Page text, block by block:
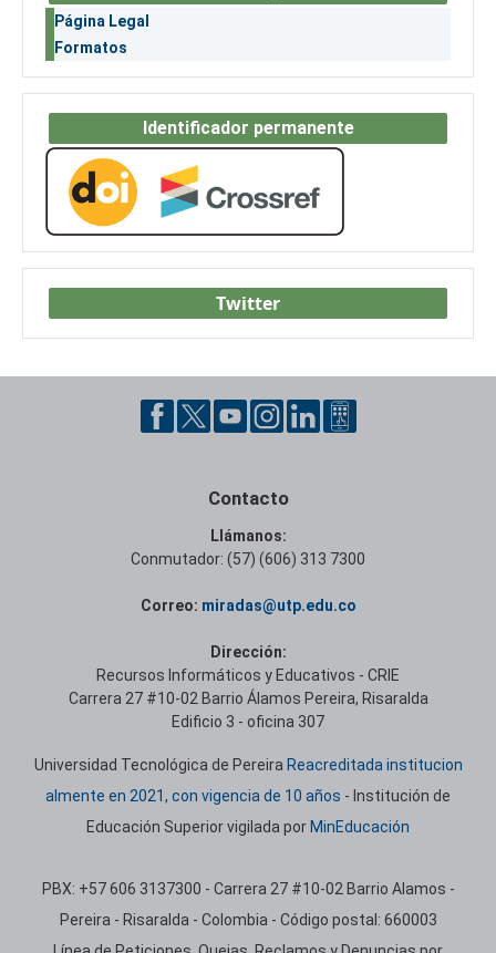
Página Legal
Formatos
Identificador permanente
Twitter
Contacto
Llámanos:
Conmutador: (57) (606) 313 7300
Correo: miradas@utp.edu.co
Dirección:
Recursos Informáticos y Educativos - CRIE
Carrera 27 #10-02 Barrio Álamos Pereira, Risaralda
Edificio 3 - oficina 307
Universidad Tecnológica de Pereira Reacreditada institucion
almente en 2021, con vigencia de 10 años - Institución de
Educación Superior vigilada por MinEducación
PBX: +57 606 3137300 - Carrera 27 #10-02 Barrio Alamos -
Pereira - Risaralda - Colombia - Código postal: 660003